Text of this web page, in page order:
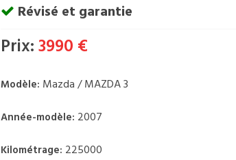
Révisé et garantie
Prix:3990 €
Modèle: Mazda / MAZDA 3
Année-modèle: 2007
Kilométrage: 225000